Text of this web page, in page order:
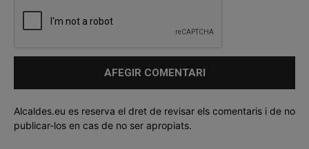
Alcaldes.eu es reserva el dret de revisar els comentaris i de no
publicar-los en cas de no ser apropiats.